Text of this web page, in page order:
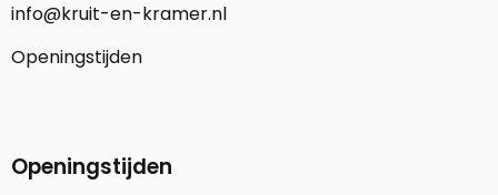
info@kruit-en-kramer.nl
Openingstijden
Openingstijden